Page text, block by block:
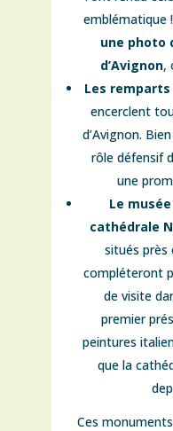
emblématique
une photo
d’Avignon,
Les remparts
encerclent
d’Avignon.
rôle défensif
une
Le
cathédrale
situés près
compléteront
de visite
premier
peintures
que la
Ces